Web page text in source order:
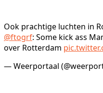
Ook prachtige luchten in
@ftogrf: Some kick ass
over Rotterdam
— Weerportaal